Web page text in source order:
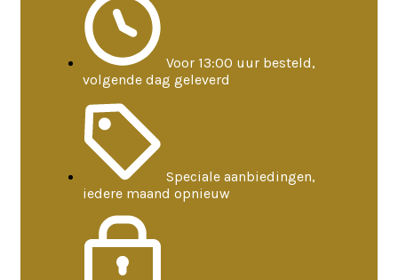
Voor 13:00 uur besteld,
volgende dag geleverd
Speciale aanbiedingen,
iedere maand opnieuw